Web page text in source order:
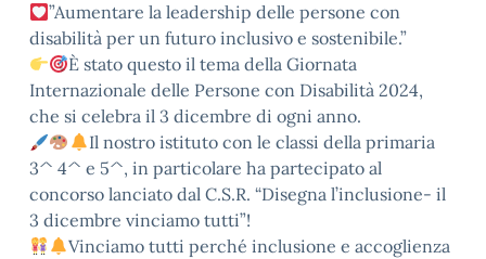
”Aumentare la leadership delle persone con
disabilità per un futuro inclusivo e sostenibile.”
È stato questo il tema della Giornata
Internazionale delle Persone con Disabilità 2024,
che si celebra il 3 dicembre di ogni anno.
Il nostro istituto con le classi della primaria
3^ 4^ e 5^, in particolare ha partecipato al
concorso lanciato dal C.S.R. “Disegna l’inclusione- il
3 dicembre vinciamo tutti”!
Vinciamo tutti perché inclusione e accoglienza